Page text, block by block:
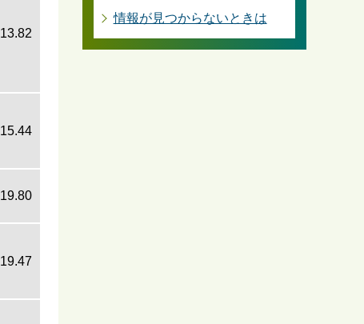
13.82
15.44
19.80
19.47
情報が見つからないときは